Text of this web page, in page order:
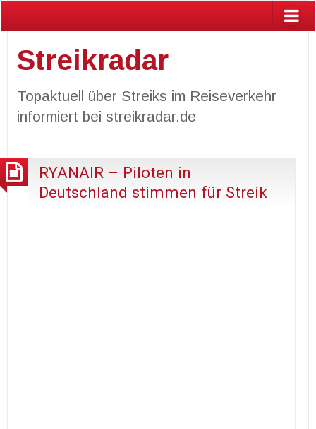
Streikradar
Topaktuell über Streiks im Reiseverkehr
informiert bei streikradar.de
RYANAIR – Piloten in
Deutschland stimmen für Streik